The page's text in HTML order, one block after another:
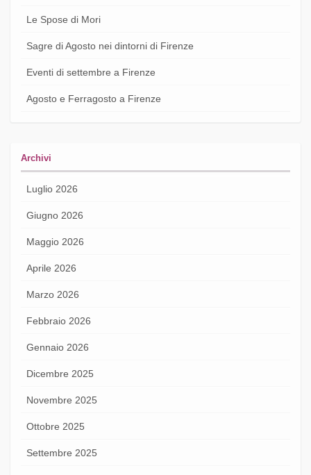
Le Spose di Mori
Sagre di Agosto nei dintorni di Firenze
Eventi di settembre a Firenze
Agosto e Ferragosto a Firenze
Archivi
Luglio 2026
Giugno 2026
Maggio 2026
Aprile 2026
Marzo 2026
Febbraio 2026
Gennaio 2026
Dicembre 2025
Novembre 2025
Ottobre 2025
Settembre 2025